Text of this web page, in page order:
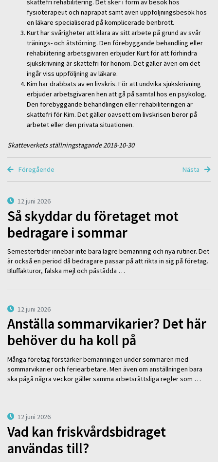
fysioterapeut och naprapat samt även uppföljningsbesök hos
en läkare specialiserad på komplicerade benbrott.
Kurt har svårigheter att klara av sitt arbete på grund av svår
tränings- och ätstörning. Den förebyggande behandling eller
rehabilitering arbetsgivaren erbjuder Kurt för att förhindra
sjukskrivning är skattefri för honom. Det gäller även om det
ingår viss uppföljning av läkare.
Kim har drabbats av en livskris. För att undvika sjukskrivning
erbjuder arbetsgivaren hen att gå på samtal hos en psykolog.
Den förebyggande behandlingen eller rehabiliteringen är
skattefri för Kim. Det gäller oavsett om livskrisen beror på
arbetet eller den privata situationen.
Skatteverkets ställningstagande 2018-10-30
Föregående Nästa
12 juni 2026
Så skyddar du företaget mot
bedragare i sommar
Semestertider innebär inte bara lägre bemanning och nya rutiner. Det
är också en period då bedragare passar på att rikta in sig på företag.
Bluffakturor, falska mejl och påstådda …
12 juni 2026
Anställa sommarvikarier? Det här
behöver du ha koll på
Många företag förstärker bemanningen under sommaren med
sommarvikarier och feriearbetare. Men även om anställningen bara
ska pågå några veckor gäller samma arbetsrättsliga regler som …
12 juni 2026
Vad kan friskvårdsbidraget
användas till?